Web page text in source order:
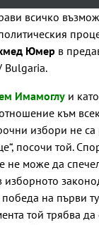
всичко
Юмер в
Bulgaria.
Имамоглу и
към
избори не са
посочи той.
не може да
на първи
той трябва